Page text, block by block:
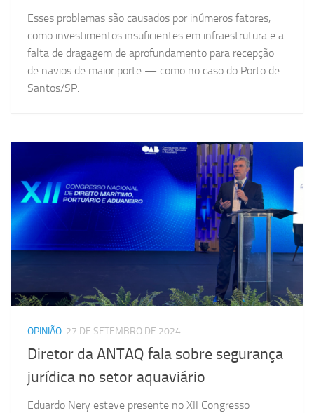
Esses problemas são causados por inúmeros fatores,
como investimentos insuficientes em infraestrutura e a
falta de dragagem de aprofundamento para recepção
de navios de maior porte — como no caso do Porto de
Santos/SP.
OPINIÃO 27 DE SETEMBRO DE 2024
Diretor da ANTAQ fala sobre segurança
jurídica no setor aquaviário
Eduardo Nery esteve presente no XII Congresso